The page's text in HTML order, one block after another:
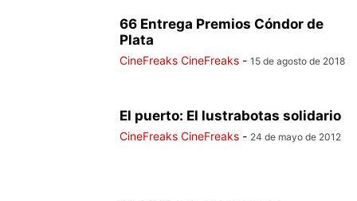
66 Entrega Premios Cóndor de
Plata
CineFreaks CineFreaks - 15 de agosto de 2018
El puerto: El lustrabotas solidario
CineFreaks CineFreaks - 24 de mayo de 2012